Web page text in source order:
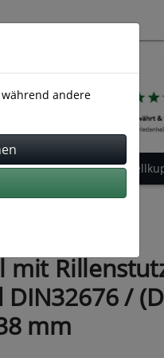
Gummiprofile
mit
DIN32676 /
mm
andere